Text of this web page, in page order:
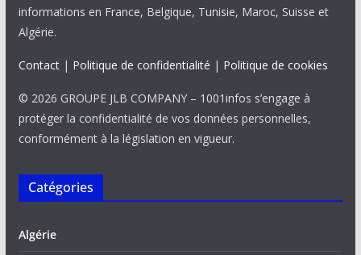
informations en France, Belgique, Tunisie, Maroc, Suisse et
Algérie.
Contact| Politique de confidentialité | Politique de cookies
© 2026 GROUPE JLB COMPANY – 1001infos s’engage à
protéger la confidentialité de vos données personnelles,
conformément à la législation en vigueur.
Catégories
Algérie